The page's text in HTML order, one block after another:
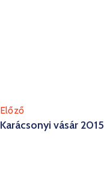
Előző
Karácsonyi vásár 2015